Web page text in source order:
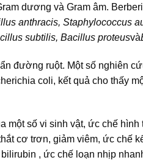
dương và Gram âm.
anthracis, Staphylococcus
subtilis, Bacillus proteusvà
đường ruột. Một số nghiên
coli, kết quả cho thấy
số vi sinh vật, ức chế
cơ trơn, giảm viêm, ức chế
, ức chế loạn nhịp